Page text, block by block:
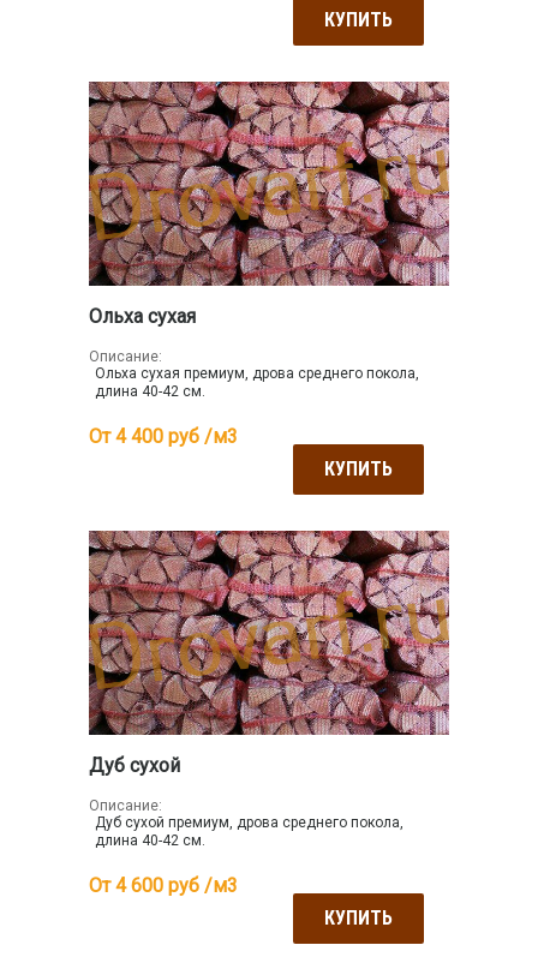
КУПИТЬ
Ольха сухая
Описание:
Ольха сухая премиум, дрова среднего покола,
длина 40-42 см.
От 4 400 руб /м3
КУПИТЬ
Дуб сухой
Описание:
Дуб сухой премиум, дрова среднего покола,
длина 40-42 см.
От 4 600 руб /м3
КУПИТЬ